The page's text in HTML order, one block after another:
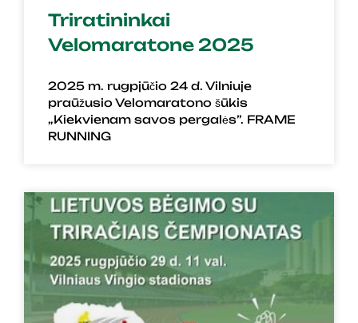
Triratininkai
Velomaratone 2025
2025 m. rugpjūčio 24 d. Vilniuje
praūžusio Velomaratono šūkis
„Kiekvienam savos pergalės”. FRAME
RUNNING